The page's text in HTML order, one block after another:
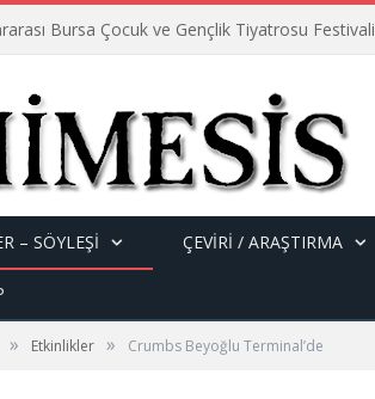
Bursa Çocuk ve Gençlik Tiyatrosu Festivali
– SÖYLEŞI ÇEVİRİ / ARAŞTIRMA
» Etkinlikler » Crumbs Beyoğlu Terminal’de